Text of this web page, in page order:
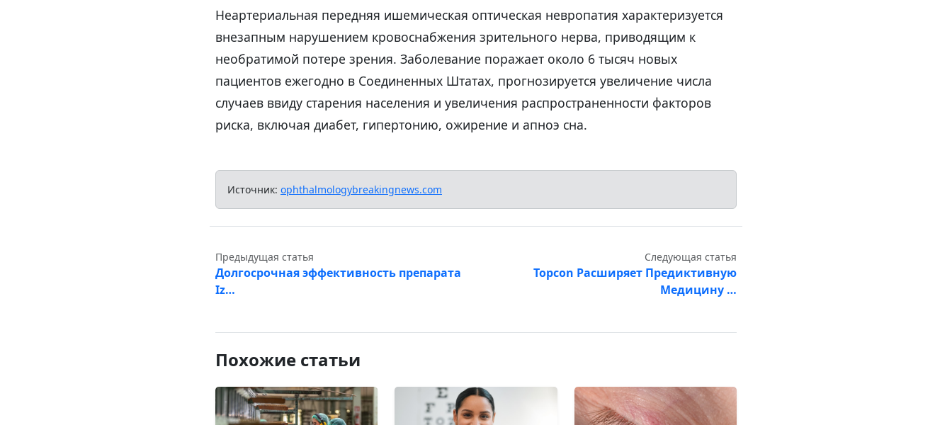
Неартериальная передняя ишемическая оптическая невропатия характеризуется
внезапным нарушением кровоснабжения зрительного нерва, приводящим к
необратимой потере зрения. Заболевание поражает около 6 тысяч новых
пациентов ежегодно в Соединенных Штатах, прогнозируется увеличение числа
случаев ввиду старения населения и увеличения распространенности факторов
риска, включая диабет, гипертонию, ожирение и апноэ сна.
Источник: ophthalmologybreakingnews.com
Предыдущая статья
Долгосрочная эффективность препарата
Iz…
Следующая статья
Topcon Расширяет Предиктивную
Медицину …
Похожие статьи